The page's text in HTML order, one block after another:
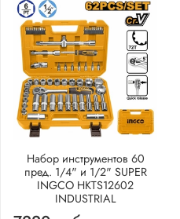
Набор инструментов 60
пред. 1/4" и 1/2" SUPER
INGCO HKTS12602
INDUSTRIAL